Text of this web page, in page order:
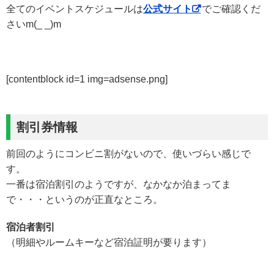
全てのイベントスケジュールは公式サイト
でご確認くだ
さいm(_ _)m
[contentblock id=1 img=adsense.png]
割引券情報
前回のようにコンビニ割がないので、使いづらい感じで
す。
一番は宿泊割引のようですが、なかなか泊まってま
で・・・というのが正直なところ。
宿泊者割引
（明細やルームキーなど宿泊証明が要ります）